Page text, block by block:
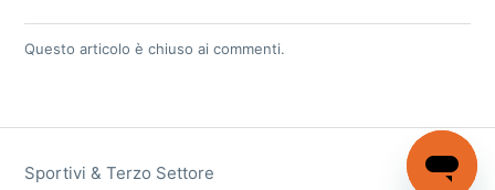
Questo articolo è chiuso ai commenti.
Sportivi & Terzo Settore